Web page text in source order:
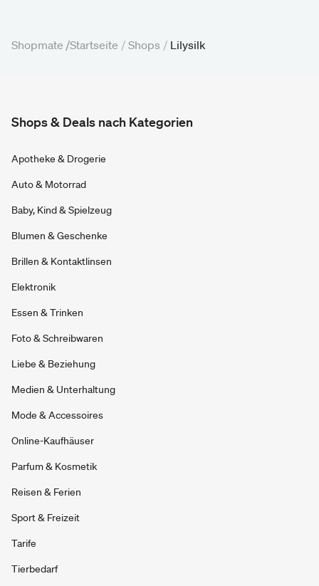
Shopmate /Startseite / Shops / Lilysilk
Shops & Deals nach Kategorien
Apotheke & Drogerie
Auto & Motorrad
Baby, Kind & Spielzeug
Blumen & Geschenke
Brillen & Kontaktlinsen
Elektronik
Essen & Trinken
Foto & Schreibwaren
Liebe & Beziehung
Medien & Unterhaltung
Mode & Accessoires
Online-Kaufhäuser
Parfum & Kosmetik
Reisen & Ferien
Sport & Freizeit
Tarife
Tierbedarf